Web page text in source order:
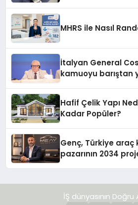
MHRS ile Nasıl
İtalyan General
kamuoyu barıştan
Hafif Çelik Yapı
Kadar Popüler?
Genç, Türkiye araç
pazarının 2034
İŞ dünyasının Doğru